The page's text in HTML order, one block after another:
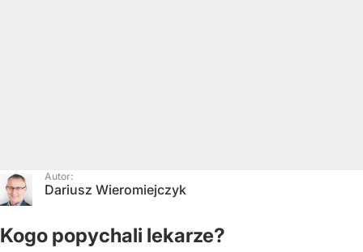
Autor:
Dariusz Wieromiejczyk
Kogo popychali lekarze?